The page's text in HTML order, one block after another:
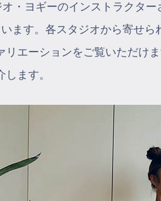
・ヨギーのインストラクタ
ます。各スタジオから寄せ
リエーションをご覧いただけ
ます。